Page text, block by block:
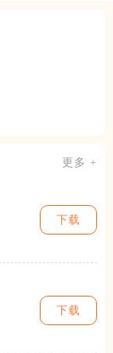
更多 +
下载
下载